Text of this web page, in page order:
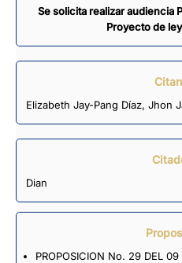
Se solicita realizar audiencia
Proyecto de
Elizabeth Jay-Pang Díaz, Jhon
Dian
PROPOSICION No. 29 DEL